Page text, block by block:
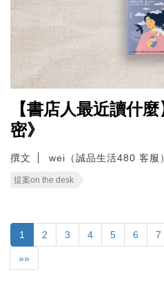
【書店人最近讀什
密》
撰文 wei（誠品生活480 客服）
提案on the desk
1 2 3 4 5 6 7
»»